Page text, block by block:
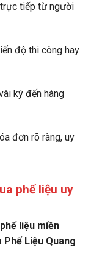
tiếp từ người
độ thi công hay
ký đến hàng
đơn rõ ràng, uy
phế liệu uy
liệu miền
Phế Liệu Quang